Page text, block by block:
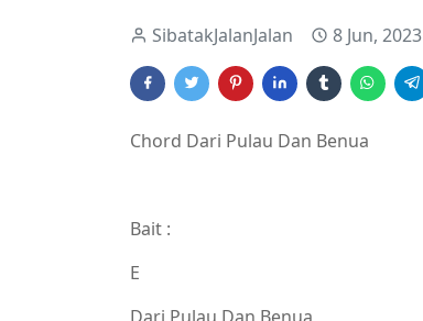
SibatakJalanJalan 8 Jun, 2023
Chord Dari Pulau Dan Benua
Bait :
E